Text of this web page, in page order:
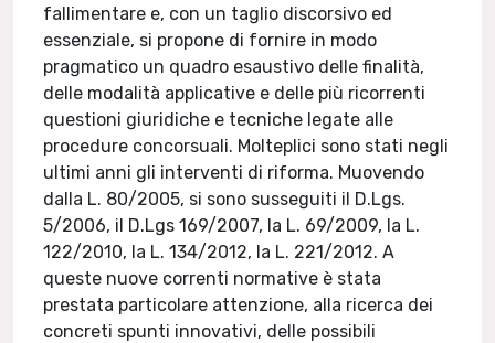
fallimentare e, con un taglio discorsivo ed
essenziale, si propone di fornire in modo
pragmatico un quadro esaustivo delle finalità,
delle modalità applicative e delle più ricorrenti
questioni giuridiche e tecniche legate alle
procedure concorsuali. Molteplici sono stati negli
ultimi anni gli interventi di riforma. Muovendo
dalla L. 80/2005, si sono susseguiti il D.Lgs.
5/2006, il D.Lgs 169/2007, la L. 69/2009, la L.
122/2010, la L. 134/2012, la L. 221/2012. A
queste nuove correnti normative è stata
prestata particolare attenzione, alla ricerca dei
concreti spunti innovativi, delle possibili